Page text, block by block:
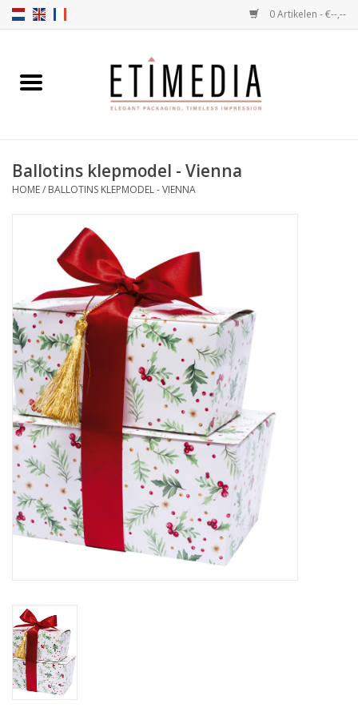
0 Artikelen - €--,--
Home
Transparant
Linten & Etiketten
Vulartikelen
Dozen
Bloemen & deco
Draagtassen
Nieuw 2026
Showroomdagen
Catalogus: luxe dozen
Ballotins klepmodel - Vienna
HOME/ BALLOTINS KLEPMODEL - VIENNA